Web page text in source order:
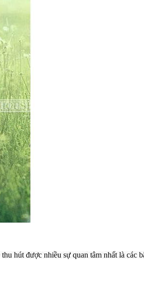
hút được nhiều sự quan tâm nhất là các